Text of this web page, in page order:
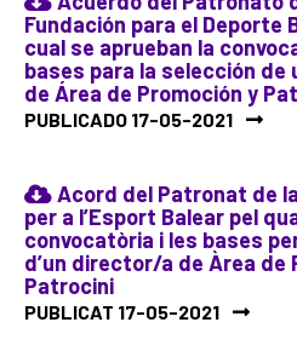
Fundación para el Deporte
cual se aprueban la
bases para la selección
de Área de Promoción y
PUBLICADO 17-05-2021
Acord del Patronat de
per a l’Esport Balear pel
convocatòria i les bases
d’un director/a de Àrea de
Patrocini
PUBLICAT 17-05-2021